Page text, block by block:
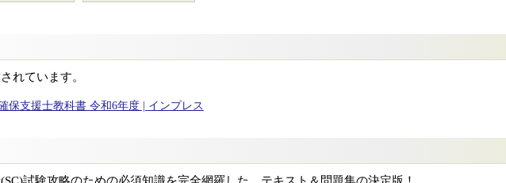
れています。
保支援士教科書 令和6年度 | インプレス
試験攻略のための必須知識を完全網羅した、テキスト＆問題集の決定版！